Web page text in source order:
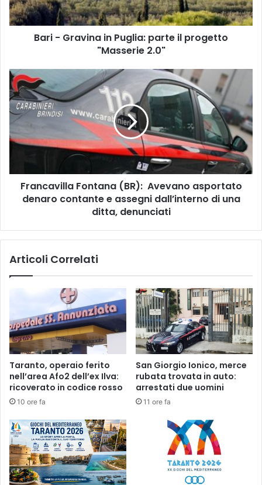
a
v
i
n
P
u
l
e
l
e
t
t
o
"
M
a
s
e
r
i
e
2
Bari - Gravina in Puglia: parte il progetto
"Masserie 2.0"
F
r
a
n
c
a
l
a
R
)
:
A
v
v
a
n
o
a
s
p
Francavilla Fontana (BR): Avevano asportato
denaro contante e assegni dall’interno di una
ditta, denunciati
Articoli Correlati
Taranto, operaio ferito
nell’area Afo2 dell’ex Ilva:
ricoverato in codice rosso
10 ore fa
San Giorgio Ionico, merce
rubata trovata in auto:
arrestati due uomini
11 ore fa